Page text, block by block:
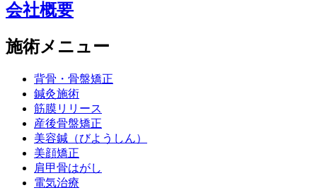
会社概要
施術メニュー
背骨・骨盤矯正
鍼灸施術
筋膜リリース
産後骨盤矯正
美容鍼（びようしん）
美顔矯正
肩甲骨はがし
電気治療